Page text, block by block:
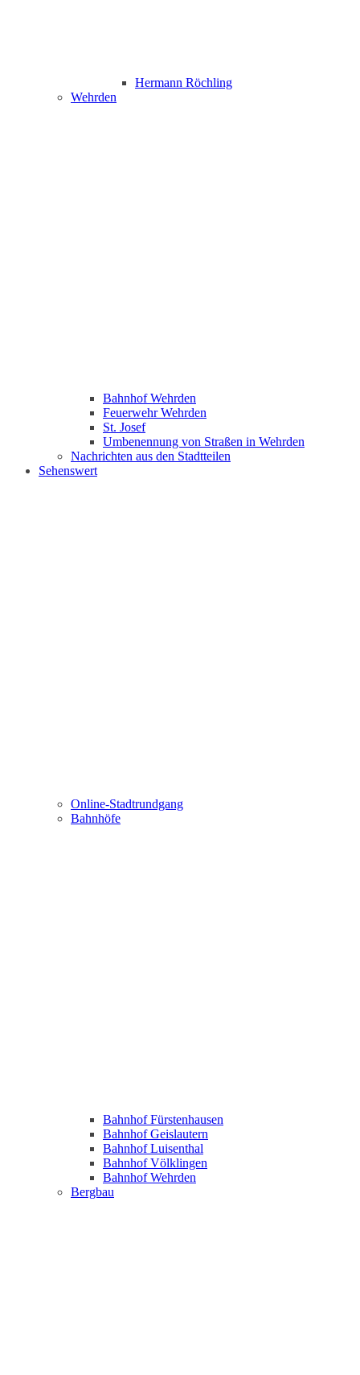
Hermann Röchling
Wehrden
Bahnhof Wehrden
Feuerwehr Wehrden
St. Josef
Umbenennung von Straßen in Wehrden
Nachrichten aus den Stadtteilen
Sehenswert
Online-Stadtrundgang
Bahnhöfe
Bahnhof Fürstenhausen
Bahnhof Geislautern
Bahnhof Luisenthal
Bahnhof Völklingen
Bahnhof Wehrden
Bergbau